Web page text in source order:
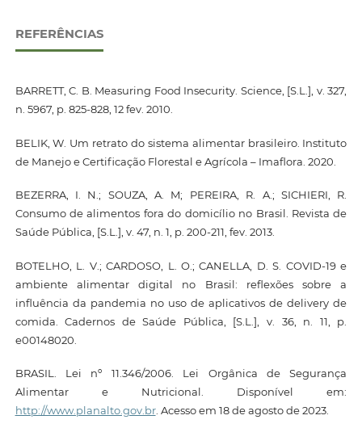
REFERÊNCIAS
BARRETT, C. B. Measuring Food Insecurity. Science, [S.L.], v. 327,
n. 5967, p. 825-828, 12 fev. 2010.
BELIK, W. Um retrato do sistema alimentar brasileiro. Instituto
de Manejo e Certificação Florestal e Agrícola – Imaflora. 2020.
BEZERRA, I. N.; SOUZA, A. M; PEREIRA, R. A.; SICHIERI, R.
Consumo de alimentos fora do domicílio no Brasil. Revista de
Saúde Pública, [S.L.], v. 47, n. 1, p. 200-211, fev. 2013.
BOTELHO, L. V.; CARDOSO, L. O.; CANELLA, D. S. COVID-19 e
ambiente alimentar digital no Brasil: reflexões sobre a
influência da pandemia no uso de aplicativos de delivery de
comida. Cadernos de Saúde Pública, [S.L.], v. 36, n. 11, p.
e00148020.
BRASIL. Lei nº 11.346/2006. Lei Orgânica de Segurança
Alimentar e Nutricional. Disponível em:
http://www.planalto.gov.br. Acesso em 18 de agosto de 2023.